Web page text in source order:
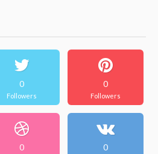
0
Followers
0
Followers
0 0